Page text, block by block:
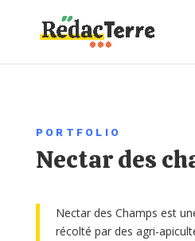
PORTFOLIO
Nectar des
Nectar des Champs est
récolté par des agri-